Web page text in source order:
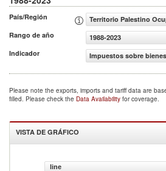
País/Región
Territorio Palestino
Rango de año
1988-2023
Indicador
Impuestos sobre
Please note the exports, imports and tariff data are
filled. Please check the Data Availability for coverage.
VISTA DE GRÁFICO
line